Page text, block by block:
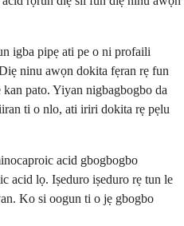
igba pipẹ ati pe o ni profaili
ninu awọn dokita fẹran rẹ fun
pato. Yiyan nigbagbogbo da
ti o nlo, ati iriri dokita rẹ pẹlu
acid gbogbogbo
acid lọ. Iṣeduro iṣeduro rẹ tun le
Ko si oogun ti o jẹ gbogbo